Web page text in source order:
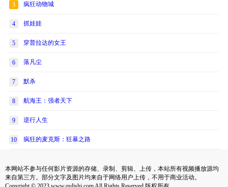
3 疯狂动物城
4 抓娃娃
5 穿普拉达的女王
6 落凡尘
7 默杀
8 航海王：强者天下
9 逆行人生
10 疯狂的麦克斯：狂暴之路
本网站不参与任何影片资源的存储、录制、剪辑、上传，本站所有视频播放源均
来自第三方。部分文字及图片均来自于网络用户上传，不用于商业活动。